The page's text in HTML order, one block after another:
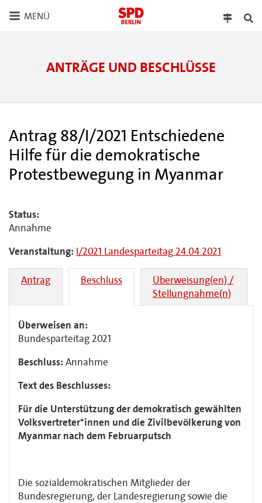
MENÜ
ANTRÄGE UND BESCHLÜSSE
Antrag 88/I/2021 Entschiedene
Hilfe für die demokratische
Protestbewegung in Myanmar
Status:
Annahme
Veranstaltung: I/2021 Landesparteitag 24.04.2021
Antrag Beschluss
Überweisung(en) /
Stellungnahme(n)
Überweisen an:
Bundesparteitag 2021
Beschluss: Annahme
Text des Beschlusses:
Für die Unterstützung der demokratisch gewählten
Volksvertreter*innen und die Zivilbevölkerung von
Myanmar nach dem Februarputsch
Die sozialdemokratischen Mitglieder der
Bundesregierung, der Landesregierung sowie die